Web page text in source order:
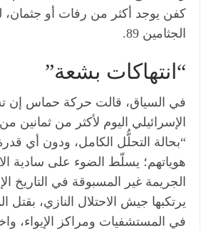
كفن يوجد أكثر من رفات أو جثمان،
الجثامين 89.
“انتهاكات بشعة”
في السياق، قالت حركة حماس إن
الإسرائيلي اليوم لأكثر من ثمانين
“بحالة التحلُّل الكامل، ودون أي
هوياتهم؛ يسلّط الضوء على سادية
الجريمة غير المسبوقة في التاريخ
يرتكبها جيش الاحتلال النازي، بقتل
في المستشفيات ومراكز الإيواء،